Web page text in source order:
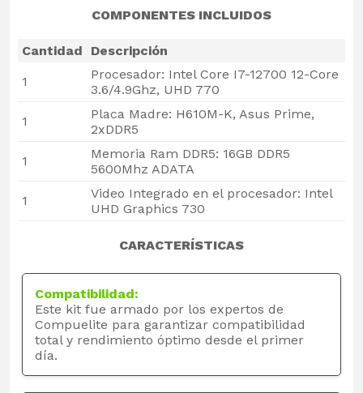
COMPONENTES INCLUIDOS
Cantidad
Descripción
1
Procesador: Intel Core I7-12700 12-Core
3.6/4.9Ghz, UHD 770
1
Placa Madre: H610M-K, Asus Prime,
2xDDR5
1
Memoria Ram DDR5: 16GB DDR5
5600Mhz ADATA
1
Video Integrado en el procesador: Intel
UHD Graphics 730
CARACTERÍSTICAS
Compatibilidad:
Este kit fue armado por los expertos de
Compuelite para garantizar compatibilidad
total y rendimiento óptimo desde el primer
día.